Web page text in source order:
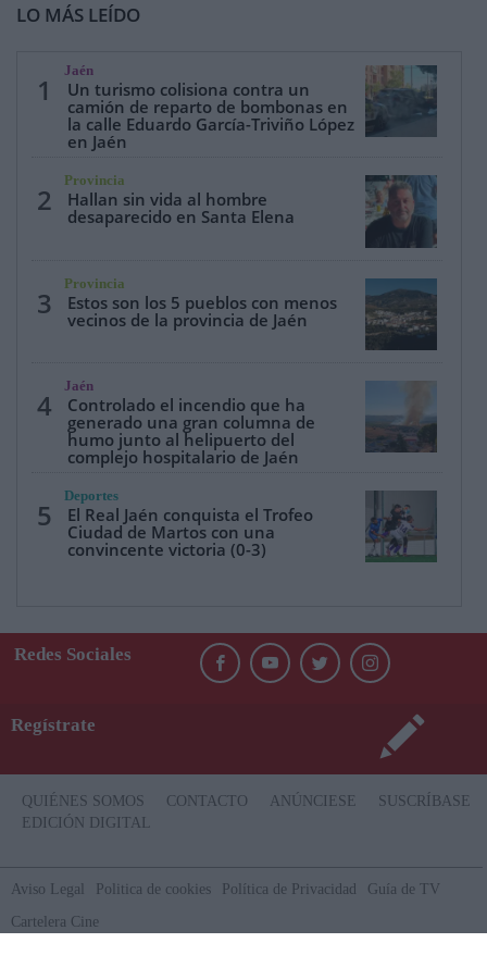
LO MÁS LEÍDO
1
Jaén
Un turismo colisiona contra un
camión de reparto de bombonas en
la calle Eduardo García-Triviño López
en Jaén
2
Provincia
Hallan sin vida al hombre
desaparecido en Santa Elena
3
Provincia
Estos son los 5 pueblos con menos
vecinos de la provincia de Jaén
4
Jaén
Controlado el incendio que ha
generado una gran columna de
humo junto al helipuerto del
complejo hospitalario de Jaén
5
Deportes
El Real Jaén conquista el Trofeo
Ciudad de Martos con una
convincente victoria (0-3)
Redes Sociales
Regístrate
QUIÉNES SOMOS CONTACTO ANÚNCIESE
SUSCRÍBASE
EDICIÓN DIGITAL
Aviso Legal Politica de cookies Política de Privacidad
Guía de TV
Cartelera Cine